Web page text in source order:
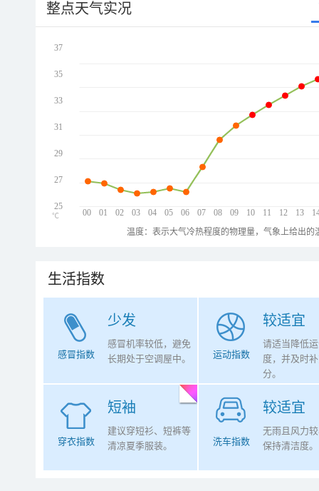
整点天气实况
00 01 02 03 04 05 06 07 08 09 10 11 12 13
37
35
33
31
29
27
25
℃
温度：表示大气冷热程度的物理量，气象上给出
生活指数
少发
感冒指数
感冒机率较低，避免
长期处于空调屋中。
较适宜
运动指数
请适当降低
度，并及时
分。
短袖
穿衣指数
建议穿短衫、短裤等
清凉夏季服装。
较适宜
洗车指数
无雨且风力
保持清洁度。